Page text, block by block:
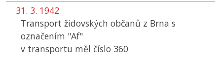
31. 3. 1942
Transport židovských občanů z Brna s
označením "Af"
v transportu měl číslo 360